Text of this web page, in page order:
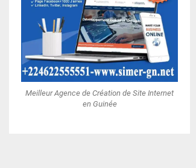
Meilleur Agence de Création de Site Internet
en Guinée